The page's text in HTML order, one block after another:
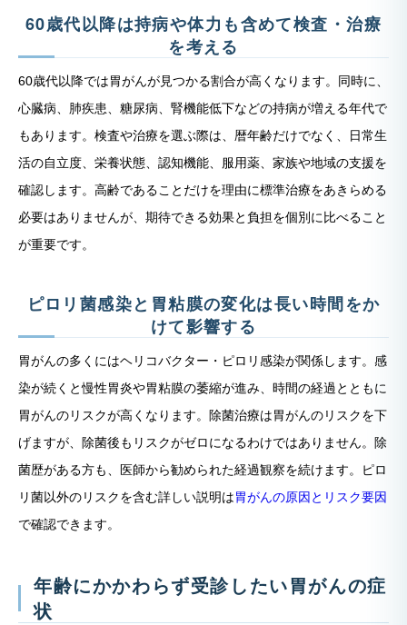
60歳代以降は持病や体力も含めて検査・治療
を考える
60歳代以降では胃がんが見つかる割合が高くなります。同時に、
心臓病、肺疾患、糖尿病、腎機能低下などの持病が増える年代で
もあります。検査や治療を選ぶ際は、暦年齢だけでなく、日常生
活の自立度、栄養状態、認知機能、服用薬、家族や地域の支援を
確認します。高齢であることだけを理由に標準治療をあきらめる
必要はありませんが、期待できる効果と負担を個別に比べること
が重要です。
ピロリ菌感染と胃粘膜の変化は長い時間をか
けて影響する
胃がんの多くにはヘリコバクター・ピロリ感染が関係します。感
染が続くと慢性胃炎や胃粘膜の萎縮が進み、時間の経過とともに
胃がんのリスクが高くなります。除菌治療は胃がんのリスクを下
げますが、除菌後もリスクがゼロになるわけではありません。除
菌歴がある方も、医師から勧められた経過観察を続けます。ピロ
リ菌以外のリスクを含む詳しい説明は胃がんの原因とリスク要因
で確認できます。
年齢にかかわらず受診したい胃がんの症
状